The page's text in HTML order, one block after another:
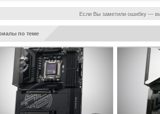
Если Вы заметили ошибку —
по теме